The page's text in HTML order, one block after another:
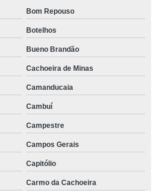
Bom Repouso
Botelhos
Bueno Brandão
Cachoeira de Minas
Camanducaia
Cambuí
Campestre
Campos Gerais
Capitólio
Carmo da Cachoeira